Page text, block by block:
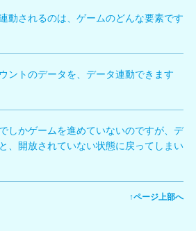
はバカンスモードで装備が必要
さい。
動されるのは、ゲームのどんな要素です
ントのデータを、データ連動できます
ータのみ」となります。
しかゲームを進めていないのですが、デ
、開放されていない状態に戻ってしまい
開放状況を比較して、それぞれの商品に
↑ページ上部へ